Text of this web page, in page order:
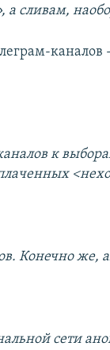
сливам,
к
Конечно же,
сети